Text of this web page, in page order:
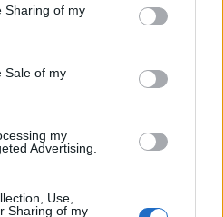
Sharing of my
Sale of my
my
Advertising.
Use,
Sharing of my
regressa ao